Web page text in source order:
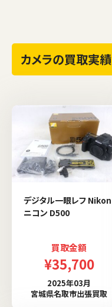
カメラの買取実績
デジタル一眼レフ Nikon
ニコン D500
買取金額
¥35,700
2025年03月
宮城県名取市出張買取